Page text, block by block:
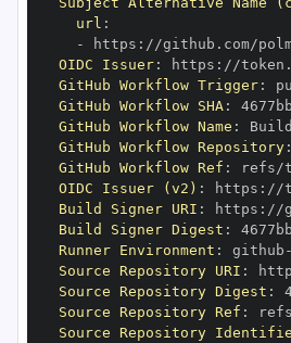
url :
-
https : //github.com/
OIDC Issuer: https :
GitHub Workflow Trigger:
GitHub Workflow SHA:
GitHub Workflow Name :
GitHub Workflow Repository:
GitHub Workflow Ref :
OIDC Issuer (v2) : https :
Build Signer URI : https : //
Build Signer Digest :
Runner Environment : github -
Source Repository URI :
Source Repository Digest :
Source Repository Ref :
Source Repository